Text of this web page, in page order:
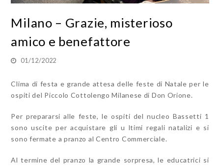
Milano – Grazie, misterioso
amico e benefattore
01/12/2022
Clima di festa e grande attesa delle feste di Natale per le
ospiti del Piccolo Cottolengo Milanese di Don Orione.
Per prepararsi alle feste, le ospiti del nucleo Bassetti 1
sono uscite per acquistare gli u ltimi regali natalizi e si
sono fermate a pranzo al Centro Commerciale.
Al termine del pranzo la grande sorpresa, le educatrici si